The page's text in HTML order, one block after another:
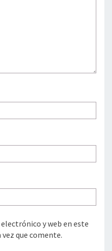
y web en este
que comente.